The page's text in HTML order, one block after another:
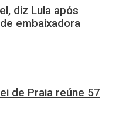
de Praia reúne 57
diz Lula após
embaixadora